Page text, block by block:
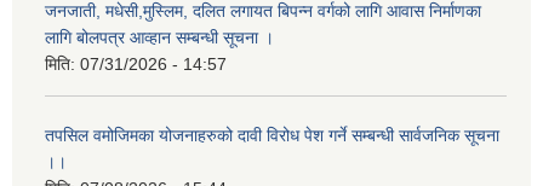
जनजाती, मधेसी,मुस्लिम, दलित लगायत बिपन्न वर्गको लागि आवास निर्माणका
लागि बोलपत्र आव्हान सम्बन्धी सूचना ।
मिति: 07/31/2026 - 14:57
तपसिल वमोजिमका योजनाहरुको दावी विरोध पेश गर्ने सम्बन्धी सार्वजनिक सूचना
।।